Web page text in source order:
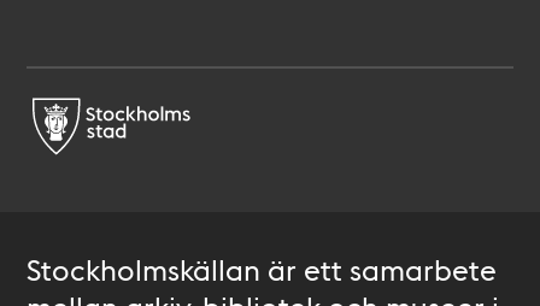
Stockholmskällan är ett samarbete